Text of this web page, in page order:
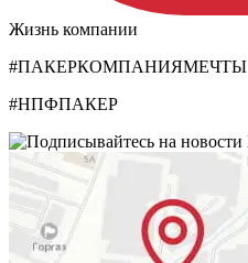
Жизнь компании
#ПАКЕРКОМПАНИЯМЕЧТЫ
#НПФПАКЕР